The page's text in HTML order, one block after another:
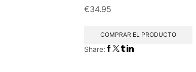
€34.95
COMPRAR EL PRODUCTO
Share: